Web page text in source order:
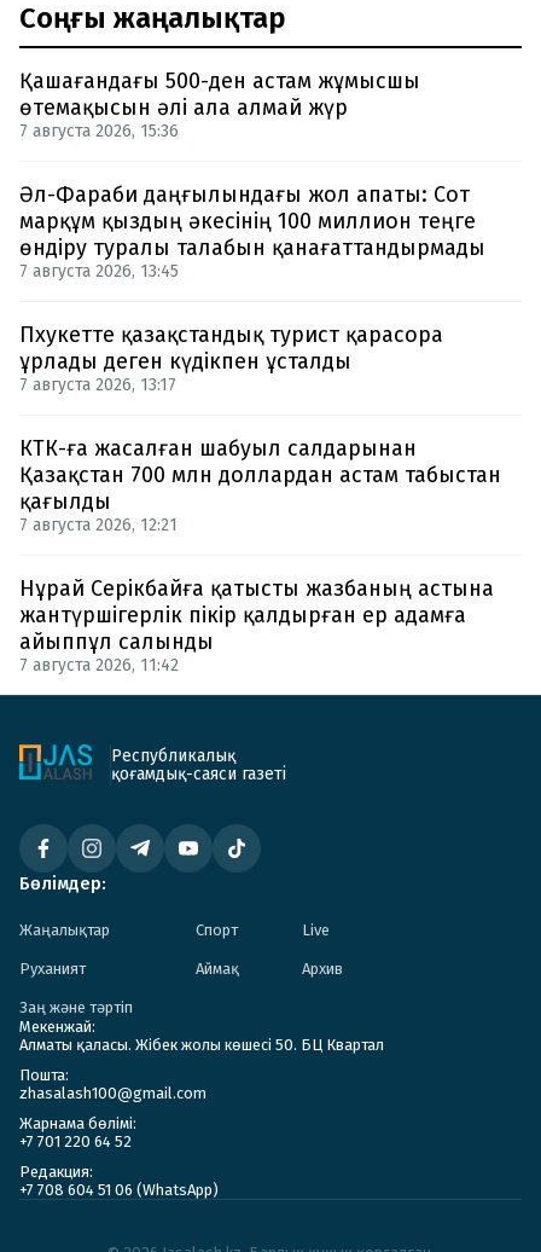
Соңғы жаңалықтар
Қашағандағы 500-ден астам жұмысшы
өтемақысын әлі ала алмай жүр
7 августа 2026, 15:36
Әл-Фараби даңғылындағы жол апаты: Сот
марқұм қыздың әкесінің 100 миллион теңге
өндіру туралы талабын қанағаттандырмады
7 августа 2026, 13:45
Пхукетте қазақстандық турист қарасора
ұрлады деген күдікпен ұсталды
7 августа 2026, 13:17
КТК-ға жасалған шабуыл салдарынан
Қазақстан 700 млн доллардан астам табыстан
қағылды
7 августа 2026, 12:21
Нұрай Серікбайға қатысты жазбаның астына
жантүршігерлік пікір қалдырған ер адамға
айыппұл салынды
7 августа 2026, 11:42
Республикалық
қоғамдық-саяси газеті
Бөлімдер:
Жаңалықтар Спорт Live
Руханият Аймақ Архив
Заң және тәртіп
Мекенжай:
Алматы қаласы. Жібек жолы көшесі 50. БЦ Квартал
Пошта:
zhasalash100@gmail.com
Жарнама бөлімі:
+7 701 220 64 52
Редакция:
+7 708 604 51 06 (WhatsApp)